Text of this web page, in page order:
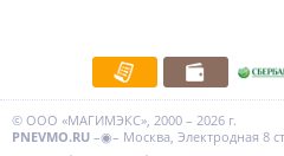
© ООО «МАГИМЭКС», 2000 – 2026 г.
PNEVMO.RU –◉– Москва, Электродная 8